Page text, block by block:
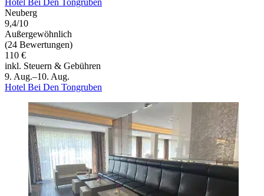
Neuberg
9,4/10
Außergewöhnlich
(24 Bewertungen)
110 €
inkl. Steuern & Gebühren
9. Aug.–10. Aug.
Hotel Bei Den Tongruben